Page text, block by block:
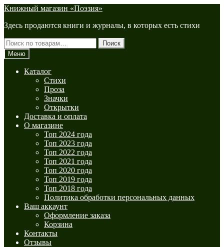
Перейти
навигации
Перейти
содержимому
Книжный магазин «Поэзия»
Здесь продаются книги и журналы, в которых есть стихи
Искать:
Поиск
Меню
Каталог
Стихи
Проза
Значки
Открытки
Доставка и оплата
О магазине
Топ 2024 года
Топ 2023 года
Топ 2022 года
Топ 2021 года
Топ 2020 года
Топ 2019 года
Топ 2018 года
Политика обработки персональных данных
Ваш аккаунт
Оформление заказа
Корзина
Контакты
Отзывы